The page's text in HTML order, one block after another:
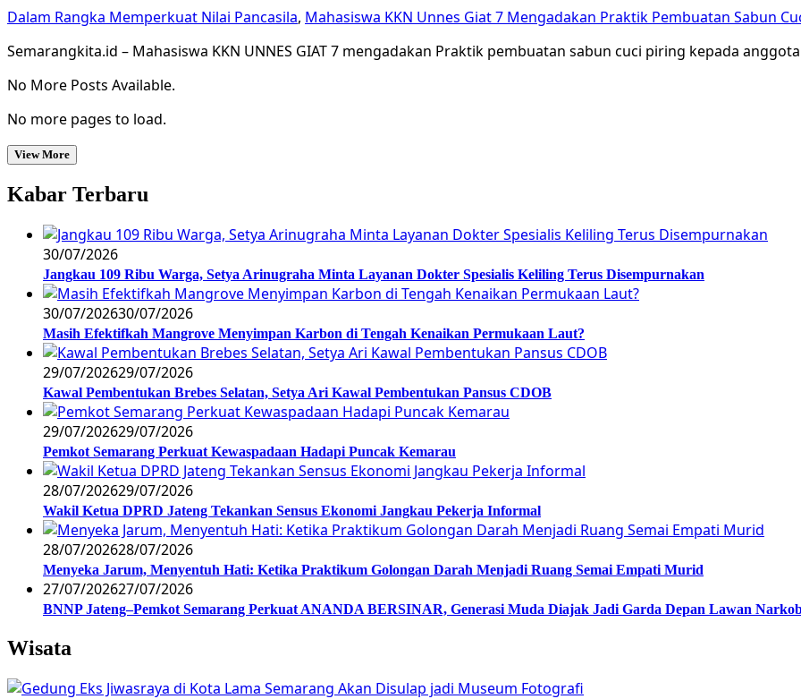
Dalam Rangka Memperkuat Nilai Pancasila, Mahasiswa KKN Unnes Giat 7 Mengadakan Praktik Pembuatan Sabun
Semarangkita.id – Mahasiswa KKN UNNES GIAT 7 mengadakan Praktik pembuatan sabun cuci piring kepada
No More Posts Available.
No more pages to load.
View More
Kabar Terbaru
30/07/2026
Jangkau 109 Ribu Warga, Setya Arinugraha Minta Layanan Dokter Spesialis Keliling Terus Disempurnakan
30/07/202630/07/2026
Masih Efektifkah Mangrove Menyimpan Karbon di Tengah Kenaikan Permukaan Laut?
29/07/202629/07/2026
Kawal Pembentukan Brebes Selatan, Setya Ari Kawal Pembentukan Pansus CDOB
29/07/202629/07/2026
Pemkot Semarang Perkuat Kewaspadaan Hadapi Puncak Kemarau
28/07/202629/07/2026
Wakil Ketua DPRD Jateng Tekankan Sensus Ekonomi Jangkau Pekerja Informal
28/07/202628/07/2026
Menyeka Jarum, Menyentuh Hati: Ketika Praktikum Golongan Darah Menjadi Ruang Semai Empati Murid
27/07/202627/07/2026
BNNP Jateng–Pemkot Semarang Perkuat ANANDA BERSINAR, Generasi Muda Diajak Jadi Garda Depan Lawan
Wisata